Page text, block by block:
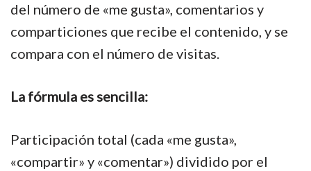
del número de «me gusta», comentarios y
comparticiones que recibe el contenido, y se
compara con el número de visitas.
La fórmula es sencilla:
Participación total (cada «me gusta»,
«compartir» y «comentar») dividido por el